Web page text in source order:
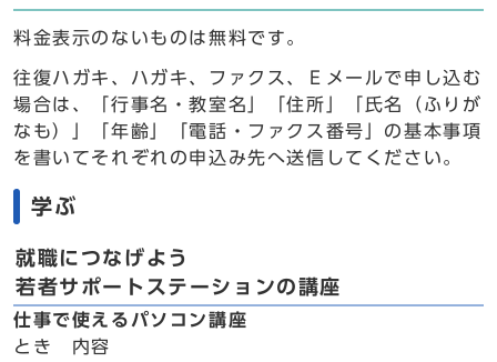
料金表示のないものは無料です。
往復ハガキ、ハガキ、ファクス、Ｅメールで申し込む
場合は、「行事名・教室名」「住所」「氏名（ふりが
なも）」「年齢」「電話・ファクス番号」の基本事項
を書いてそれぞれの申込み先へ送信してください。
学ぶ
就職につなげよう
若者サポートステーションの講座
仕事で使えるパソコン講座
とき 内容